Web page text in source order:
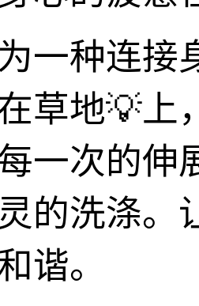
一种连接
草地💡上
一次的伸
的洗涤。
谐。